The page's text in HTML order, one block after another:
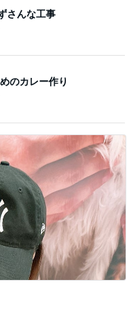
さんな工事
のカレー作り